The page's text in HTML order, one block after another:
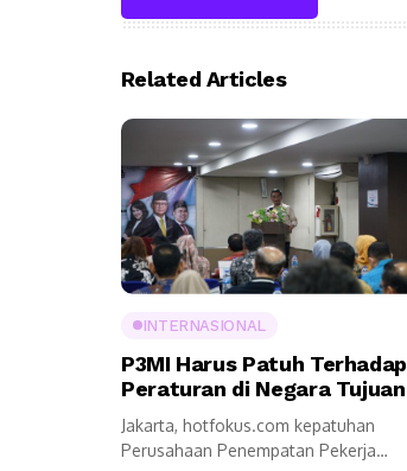
Related Articles
INTERNASIONAL
P3MI Harus Patuh Terhadap
Peraturan di Negara Tujuan
Jakarta, hotfokus.com kepatuhan
Perusahaan Penempatan Pekerja